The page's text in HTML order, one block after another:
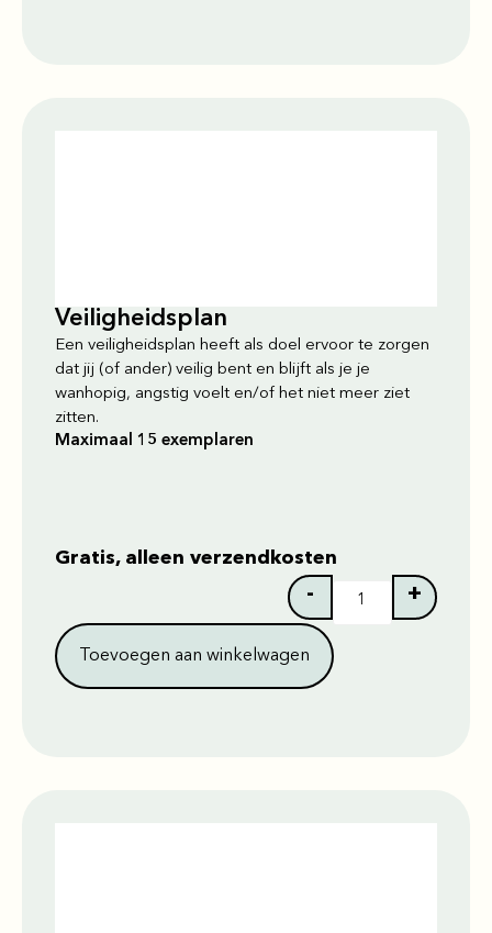
Veiligheidsplan
Een veiligheidsplan heeft als doel ervoor te zorgen
dat jij (of ander) veilig bent en blijft als je je
wanhopig, angstig voelt en/of het niet meer ziet
zitten.
Maximaal 15 exemplaren
Gratis, alleen verzendkosten
- +
Toevoegen aan winkelwagen